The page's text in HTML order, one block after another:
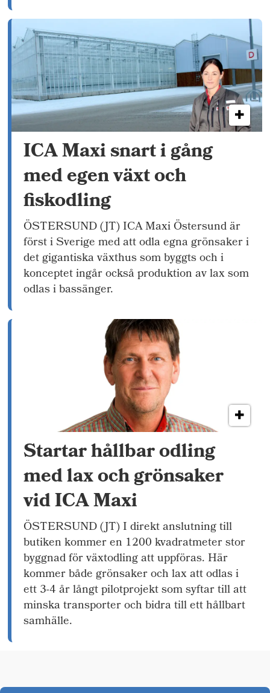
ICA Maxi snart i gång
med egen växt och
fiskodling
ÖSTERSUND (JT) ICA Maxi Östersund är
först i Sverige med att odla egna grönsaker i
det gigantiska växthus som byggts och i
konceptet ingår också produktion av lax som
odlas i bassänger.
Startar hållbar odling
med lax och grönsaker
vid ICA Maxi
ÖSTERSUND (JT) I direkt anslutning till
butiken kommer en 1200 kvadratmeter stor
byggnad för växtodling att uppföras. Här
kommer både grönsaker och lax att odlas i
ett 3-4 år långt pilotprojekt som syftar till att
minska transporter och bidra till ett hållbart
samhälle.